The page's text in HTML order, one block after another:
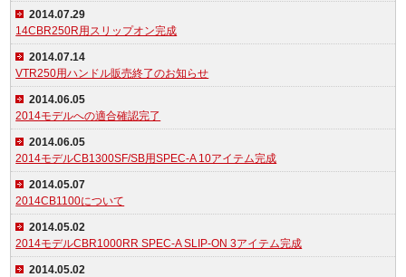
2014.07.29
14CBR250R用スリップオン完成
2014.07.14
VTR250用ハンドル販売終了のお知らせ
2014.06.05
2014モデルへの適合確認完了
2014.06.05
2014モデルCB1300SF/SB用SPEC-A 10アイテム完成
2014.05.07
2014CB1100について
2014.05.02
2014モデルCBR1000RR SPEC-A SLIP-ON 3アイテム完成
2014.05.02